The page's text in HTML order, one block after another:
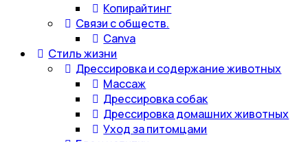
Копирайтинг
Связи с обществ.
Canva
Стиль жизни
Дрессировка и содержание животных
Массаж
Дрессировка собак
Дрессировка домашних животных
Уход за питомцами